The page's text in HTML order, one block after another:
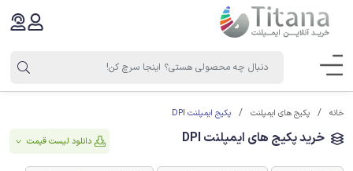
خانه پکیج های ایمپلنت پکیج ایمپلنت DPI
خرید پکیج های ایمپلنت DPI دانلود لیست قیمت